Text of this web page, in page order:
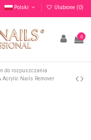
Polski Ulubione (0)
0
do rozpuszczania
Nails Remover